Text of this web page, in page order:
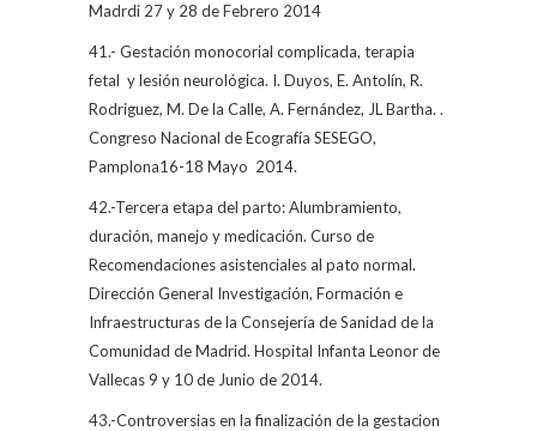
Madrdi 27 y 28 de Febrero 2014
41.- Gestación monocorial complicada, terapia
fetal y lesión neurológica. I. Duyos, E. Antolín, R.
Rodriguez, M. De la Calle, A. Fernández, JL Bartha. .
Congreso Nacional de Ecografía SESEGO,
Pamplona16-18 Mayo 2014.
42.-Tercera etapa del parto: Alumbramiento,
duración, manejo y medicación. Curso de
Recomendaciones asistenciales al pato normal.
Dirección General Investigación, Formación e
Infraestructuras de la Consejería de Sanidad de la
Comunidad de Madrid. Hospital Infanta Leonor de
Vallecas 9 y 10 de Junio de 2014.
43.-Controversias en la finalización de la gestacion